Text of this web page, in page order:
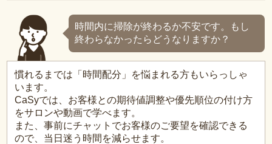
時間内に掃除が終わるか不安です。もし
終わらなかったらどうなりますか？
慣れるまでは「時間配分」を悩まれる方もいらっしゃ
います。
CaSyでは、お客様との期待値調整や優先順位の付け方
をサロンや動画で学べます。
また、事前にチャットでお客様のご要望を確認できる
ので、当日迷う時間を減らせます。